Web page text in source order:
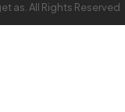
as. All Rights Reserved